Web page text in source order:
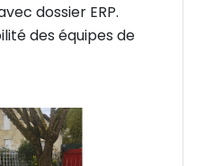
dossier ERP.
des équipes de